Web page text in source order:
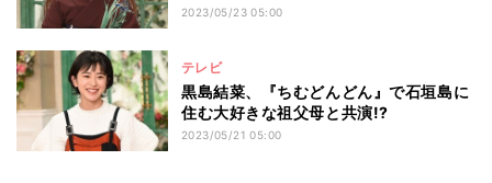
2023/05/23 05:00
テレビ
黒島結菜、『ちむどんどん』で石垣島に
住む大好きな祖父母と共演!?
2023/05/21 05:00